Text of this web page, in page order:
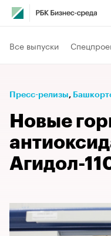
Все выпуски
Пресс-релизы⁠,
Новые
Агидол-